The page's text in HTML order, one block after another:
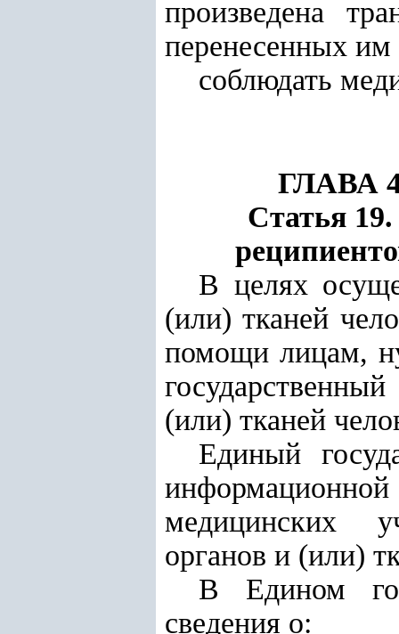
произведена
перенесенных
соблюдать
ГЛАВА
Статья
В целях
(или) тканей
помощи лицам,
(или) тканей
Единый
медицинских
органов и (или)
В Едином
сведения о: